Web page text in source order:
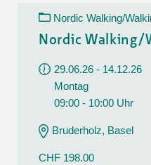
Nordic Walking/
Nordic Walking/
29.06.26 - 14.12.26
Montag
09:00 - 10:00 Uhr
Bruderholz, Basel
CHF 198.00